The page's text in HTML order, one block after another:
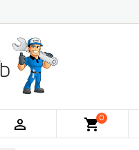
 shopping_cart0